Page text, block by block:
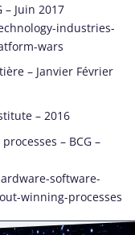
– Juin 2017
industries-
wars
– Janvier Février
– 2016
– BCG –
software-
winning-processes